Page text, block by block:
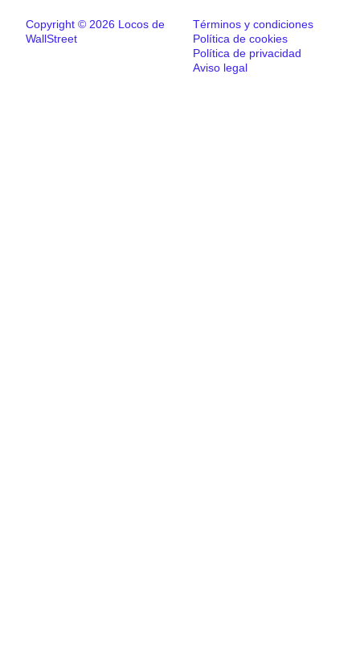
Copyright © 2026 Locos de
WallStreet
Términos y condiciones
Política de cookies
Política de privacidad
Aviso legal